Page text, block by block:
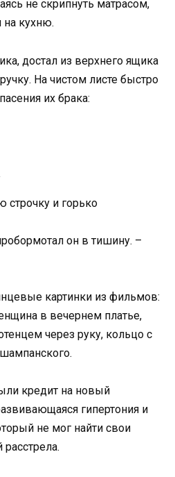
не скрипнуть матрасом,
на кухню.
достал из верхнего ящика
На чистом листе быстро
их брака:
строчку и горько
он в тишину. –
картинки из фильмов:
в вечернем платье,
через руку, кольцо с
кредит на новый
гипертония и
не мог найти свои